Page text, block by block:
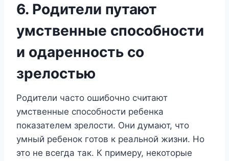
6. Родители путают
умственные способности
и одаренность со
зрелостью
Родители часто ошибочно считают
умственные способности ребенка
показателем зрелости. Они думают, что
умный ребенок готов к реальной жизни. Но
это не всегда так. К примеру, некоторые